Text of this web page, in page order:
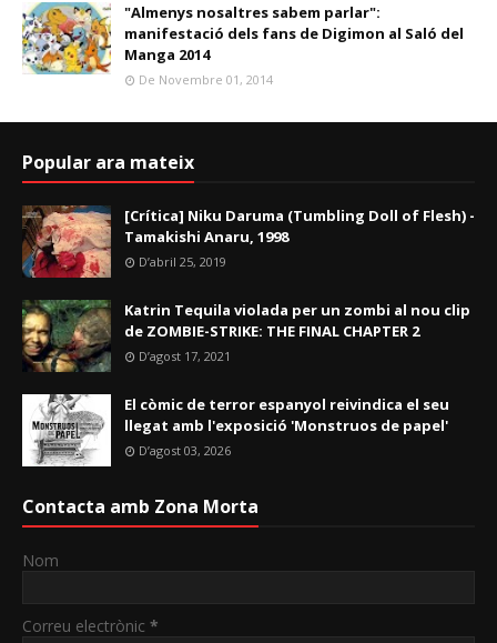
"Almenys nosaltres sabem parlar":
manifestació dels fans de Digimon al Saló del
Manga 2014
De Novembre 01, 2014
Popular ara mateix
[Crítica] Niku Daruma (Tumbling Doll of Flesh) -
Tamakishi Anaru, 1998
D’abril 25, 2019
Katrin Tequila violada per un zombi al nou clip
de ZOMBIE-STRIKE: THE FINAL CHAPTER 2
D’agost 17, 2021
El còmic de terror espanyol reivindica el seu
llegat amb l'exposició 'Monstruos de papel'
D’agost 03, 2026
Contacta amb Zona Morta
Nom
Correu electrònic *